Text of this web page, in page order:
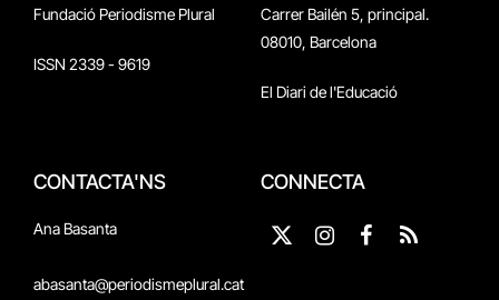
Fundació Periodisme Plural
ISSN 2339 - 9619
Carrer Bailén 5, principal.
08010, Barcelona
El Diari de l'Educació
CONTACTA'NS
Ana Basanta
abasanta@periodismeplural.cat
CONNECTA
X
Instagram
Facebook
RSS